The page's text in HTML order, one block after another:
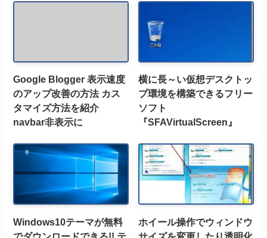
Google Blogger 表示速度
のアップ改善の方法 カス
タマイズ方法を紹介
navbar非表示に
横に長～い仮想デスクトッ
プ環境を構築できるフリー
ソフト
『SFAVirtualScreen』
Windows10テーマが無料
ホイール操作でウィンドウ